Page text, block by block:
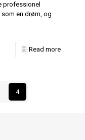
professionel
en drøm, og
Read more
4